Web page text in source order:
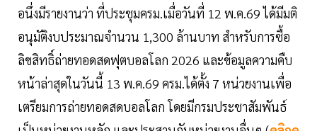
อนึ่งมีรายงานว่า ที่ประชุมครม.เมื่อวันที่ 12 พ.ค.69 ได้มีมติ
อนุมัติงบประมาณจำนวน 1,300 ล้านบาท สำหรับการซื้อ
ลิขสิทธิ์ถ่ายทอดสดฟุตบอลโลก 2026 และข้อมูลความคืบ
หน้าล่าสุดในวันนี้ 13 พ.ค.69 ครม.ได้ตั้ง 7 หน่วยงานเพื่อ
เตรียมการถ่ายทอดสดบอลโลก โดยมีกรมประชาสัมพันธ์